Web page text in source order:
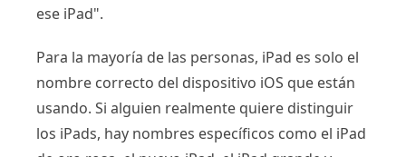
ese iPad".
Para la mayoría de las personas, iPad es solo el
nombre correcto del dispositivo iOS que están
usando. Si alguien realmente quiere distinguir
los iPads, hay nombres específicos como el iPad